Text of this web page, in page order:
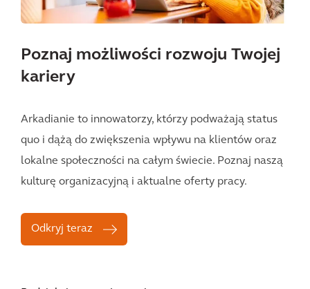
Poznaj możliwości rozwoju Twojej
kariery
Arkadianie to innowatorzy, którzy podważają status
quo i dążą do zwiększenia wpływu na klientów oraz
lokalne społeczności na całym świecie. Poznaj naszą
kulturę organizacyjną i aktualne oferty pracy.
Odkryj teraz